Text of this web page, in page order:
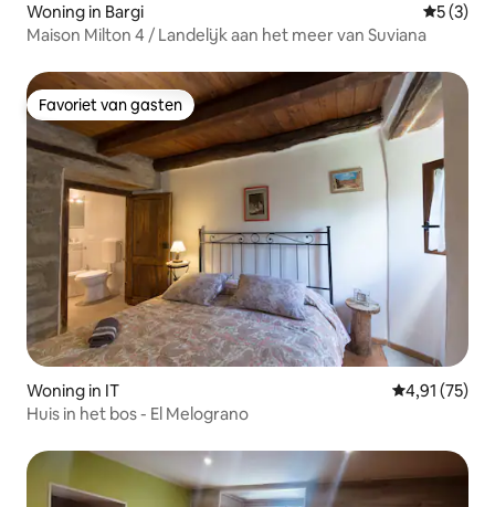
Woning in Bargi
5 (3)
Maison Milton 4 / Landelijk aan het meer van Suviana
Favoriet van gasten
Favoriet van gasten
Woning in IT Gemiddelde
4,91 (75)
Huis in het bos - El Melograno